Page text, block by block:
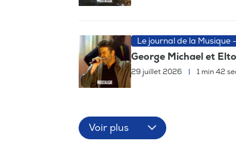
Le journal de la
George Michael et
29 juillet 2026 1 min 42
Voir plus